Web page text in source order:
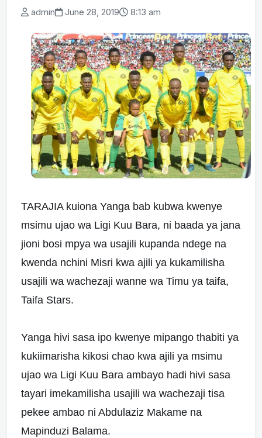
admin June 28, 2019 8:13 am
TARAJIA kuiona Yanga bab kubwa kwenye
msimu ujao wa Ligi Kuu Bara, ni baada ya jana
jioni bosi mpya wa usajili kupanda ndege na
kwenda nchini Misri kwa ajili ya kukamilisha
usajili wa wachezaji wanne wa Timu ya taifa,
Taifa Stars.
Yanga hivi sasa ipo kwenye mipango thabiti ya
kukiimarisha kikosi chao kwa ajili ya msimu
ujao wa Ligi Kuu Bara ambayo hadi hivi sasa
tayari imekamilisha usajili wa wachezaji tisa
pekee ambao ni Abdulaziz Makame na
Mapinduzi Balama.